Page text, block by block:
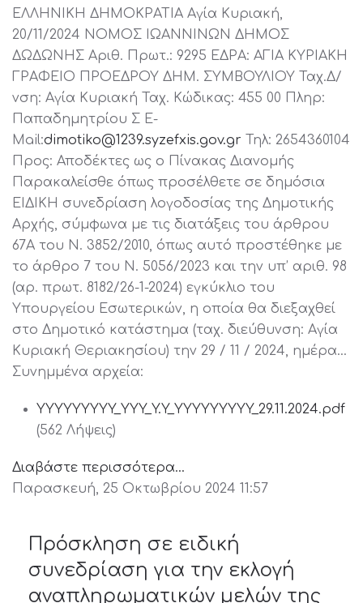
ΕΛΛΗΝΙΚΗ ΔΗΜΟΚΡΑΤΙΑ Αγία Κυριακή,
20/11/2024 ΝΟΜΟΣ ΙΩΑΝΝΙΝΩΝ ΔΗΜΟΣ
ΔΩΔΩΝΗΣ Αριθ. Πρωτ.: 9295 ΕΔΡΑ: ΑΓΙΑ ΚΥΡΙΑΚΗ
ΓΡΑΦΕΙΟ ΠΡΟΕΔΡΟΥ ΔΗΜ. ΣΥΜΒΟΥΛΙΟΥ Ταχ.Δ/
νση: Αγία Κυριακή Ταχ. Κώδικας: 455 00 Πληρ:
Παπαδημητρίου Σ E-
Mail:dimotiko@1239.syzefxis.gov.gr Τηλ: 2654360104
Προς: Αποδέκτες ως ο Πίνακας Διανομής
Παρακαλείσθε όπως προσέλθετε σε δημόσια
ΕΙΔΙΚΗ συνεδρίαση λογοδοσίας της Δημοτικής
Αρχής, σύμφωνα με τις διατάξεις του άρθρου
67Α του Ν. 3852/2010, όπως αυτό προστέθηκε με
το άρθρο 7 του Ν. 5056/2023 και την υπ’ αριθ. 98
(αρ. πρωτ. 8182/26-1-2024) εγκύκλιο του
Υπουργείου Εσωτερικών, η οποία θα διεξαχθεί
στο Δημοτικό κατάστημα (ταχ. διεύθυνση: Αγία
Κυριακή Θεριακησίου) την 29 / 11 / 2024, ημέρα…
Συνημμένα αρχεία:
YYYYYYYYY_YYY_Y.Y_YYYYYYYYY_29.11.2024.pdf
(562 Λήψεις)
Διαβάστε περισσότερα...
Παρασκευή, 25 Οκτωβρίου 2024 11:57
Πρόσκληση σε ειδική
συνεδρίαση για την εκλογή
αναπληρωματικών μελών της